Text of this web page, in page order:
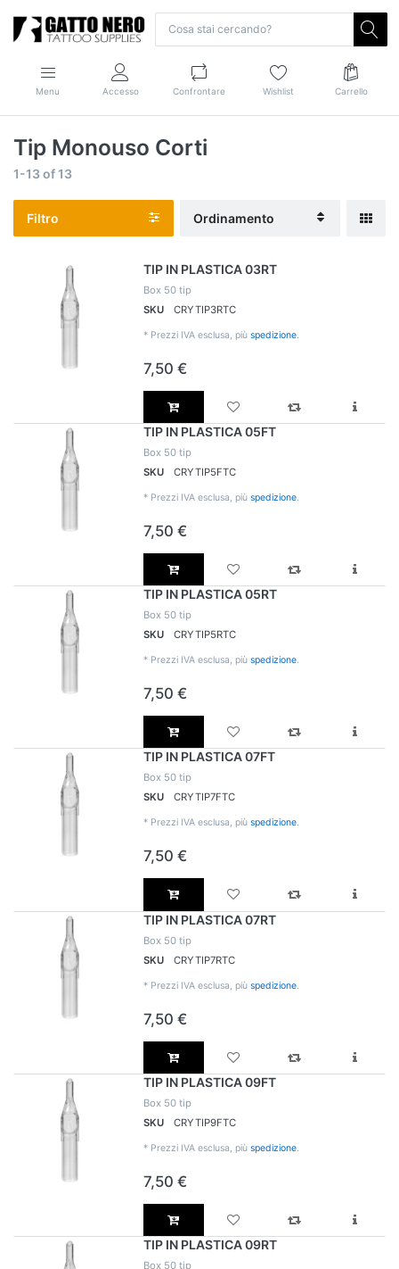
Menu Accesso Confrontare Wishlist Carrello
Tip Monouso Corti
1-13of13
Filtro Ordinamento
TIP IN PLASTICA 03RT
Box 50 tip
SKU
CRYTIP3RTC
* Prezzi IVA esclusa, più spedizione.
7,50 €
TIP IN PLASTICA 05FT
Box 50 tip
SKU
CRYTIP5FTC
* Prezzi IVA esclusa, più spedizione.
7,50 €
TIP IN PLASTICA 05RT
Box 50 tip
SKU
CRYTIP5RTC
* Prezzi IVA esclusa, più spedizione.
7,50 €
TIP IN PLASTICA 07FT
Box 50 tip
SKU
CRYTIP7FTC
* Prezzi IVA esclusa, più spedizione.
7,50 €
TIP IN PLASTICA 07RT
Box 50 tip
SKU
CRYTIP7RTC
* Prezzi IVA esclusa, più spedizione.
7,50 €
TIP IN PLASTICA 09FT
Box 50 tip
SKU
CRYTIP9FTC
* Prezzi IVA esclusa, più spedizione.
7,50 €
TIP IN PLASTICA 09RT
Box 50 tip